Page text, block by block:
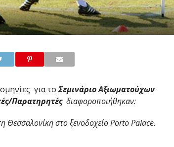
για τοΣεμινάριο Αξιωματούχων
Παρατηρητέςδιαφοροποιήθηκαν:
Θεσσαλονίκη στο ξενοδοχείοPorto Palace.